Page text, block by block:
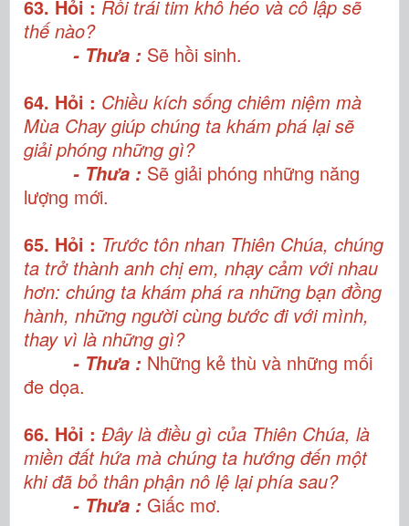
63. Hỏi : Rồi trái tim khô héo và cô lập sẽ
thế nào?
- Thưa : Sẽ hồi sinh.
64. Hỏi : Chiều kích sống chiêm niệm mà
Mùa Chay giúp chúng ta khám phá lại sẽ
giải phóng những gì?
- Thưa : Sẽ giải phóng những năng
lượng mới.
65. Hỏi : Trước tôn nhan Thiên Chúa, chúng
ta trở thành anh chị em, nhạy cảm với nhau
hơn: chúng ta khám phá ra những bạn đồng
hành, những người cùng bước đi với mình,
thay vì là những gì?
- Thưa : Những kẻ thù và những mối
đe dọa.
66. Hỏi : Đây là điều gì của Thiên Chúa, là
miền đất hứa mà chúng ta hướng đến một
khi đã bỏ thân phận nô lệ lại phía sau?
- Thưa : Giấc mơ.